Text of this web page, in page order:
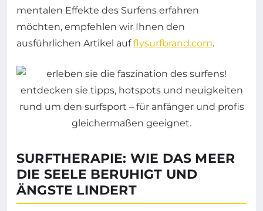
mentalen Effekte des Surfens erfahren
möchten, empfehlen wir Ihnen den
ausführlichen Artikel aufflysurfbrand.com.
SURFTHERAPIE: WIE DAS MEER
DIE SEELE BERUHIGT UND
ÄNGSTE LINDERT